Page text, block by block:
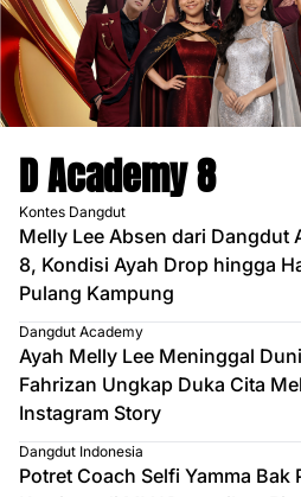
D Academy 8
Kontes Dangdut
Melly Lee Absen dari Dangdut
8, Kondisi Ayah Drop hingga
Pulang Kampung
Dangdut Academy
Ayah Melly Lee Meninggal
Fahrizan Ungkap Duka Cita
Instagram Story
Dangdut Indonesia
Potret Coach Selfi Yamma Bak